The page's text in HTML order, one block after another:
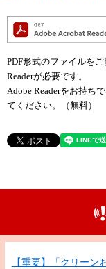
PDF形式のファイルを
Readerが必要です。
Adobe Readerをお持ち
てください。（無料）
【重要】「クリーン